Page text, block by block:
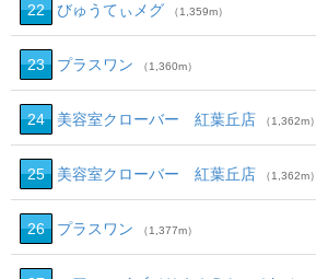
22 びゅうてぃメグ （1,359m）
23 プラスワン （1,360m）
24 美容室クローバー 紅葉丘店 （1,362m）
25 美容室クローバー 紅葉丘店 （1,362m）
26 プラスワン （1,377m）